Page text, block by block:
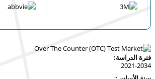
فترة الدراسة:
2021-2034